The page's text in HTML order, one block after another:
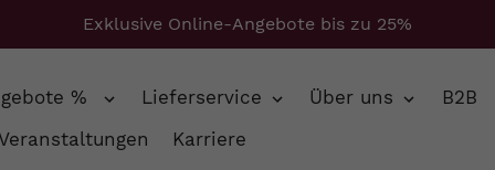
Exklusive Online-Angebote bis zu 25%
% Lieferservice Über uns
B2B
Karriere